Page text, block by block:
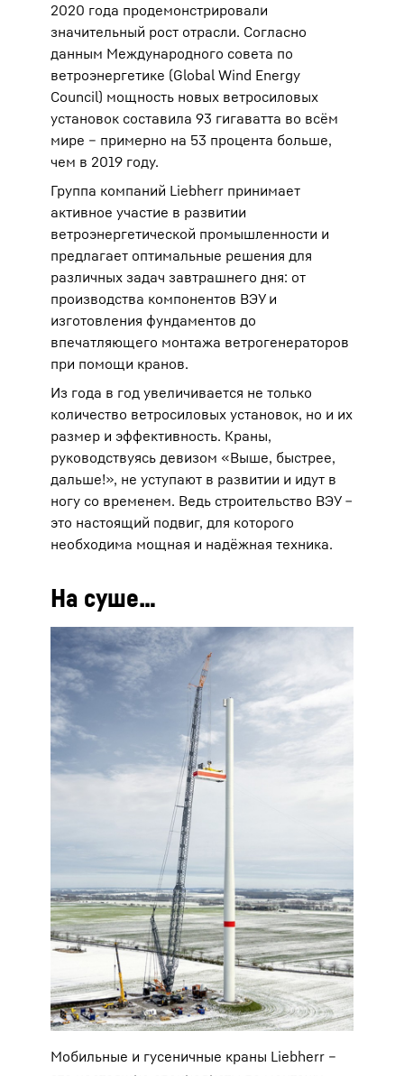
2020 года продемонстрировали
значительный рост отрасли. Согласно
данным Международного совета по
ветроэнергетике (Global Wind Energy
Council) мощность новых ветросиловых
установок составила 93 гигаватта во всём
мире – примерно на 53 процента больше,
чем в 2019 году.
Группа компаний Liebherr принимает
активное участие в развитии
ветроэнергетической промышленности и
предлагает оптимальные решения для
различных задач завтрашнего дня: от
производства компонентов ВЭУ и
изготовления фундаментов до
впечатляющего монтажа ветрогенераторов
при помощи кранов.
Из года в год увеличивается не только
количество ветросиловых установок, но и их
размер и эффективность. Краны,
руководствуясь девизом «Выше, быстрее,
дальше!», не уступают в развитии и идут в
ногу со временем. Ведь строительство ВЭУ ‒
это настоящий подвиг, для которого
необходима мощная и надёжная техника.
На суше…
Мобильные и гусеничные краны Liebherr –